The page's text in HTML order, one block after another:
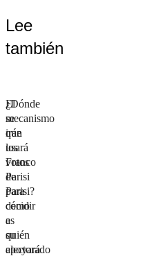
Lee
también
El
mecanismo
que
usará
Franco
Parisi
para
decidir
a
quién
apoyará
¿Dónde
se
irán
los
votos
de
Parisi?
cómo
es
su
electorado